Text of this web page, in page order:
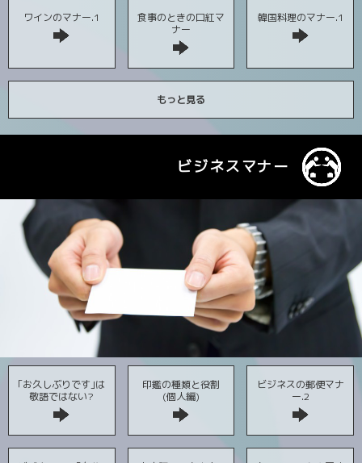
ワインのマナー.1
食事のときの口紅マ
ナー
韓国料理のマナー.1
もっと見る
ビジネスマナー
｢お久しぶりです｣は
敬語ではない?
印鑑の種類と役割
(個人編)
ビジネスの郵便マナ
ー.2